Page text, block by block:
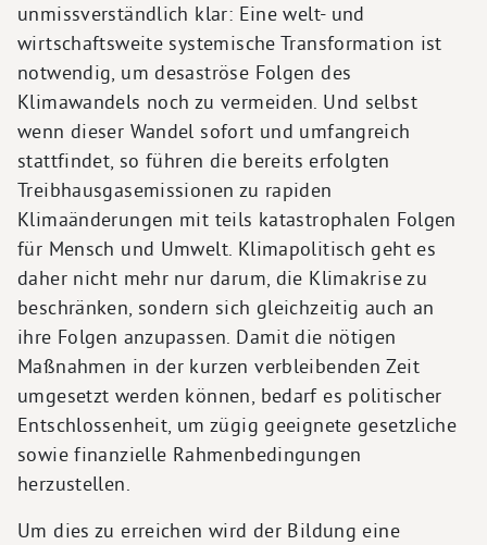
unmissverständlich klar: Eine welt- und
wirtschaftsweite systemische Transformation ist
notwendig, um desaströse Folgen des
Klimawandels noch zu vermeiden. Und selbst
wenn dieser Wandel sofort und umfangreich
stattfindet, so führen die bereits erfolgten
Treibhausgasemissionen zu rapiden
Klimaänderungen mit teils katastrophalen Folgen
für Mensch und Umwelt. Klimapolitisch geht es
daher nicht mehr nur darum, die Klimakrise zu
beschränken, sondern sich gleichzeitig auch an
ihre Folgen anzupassen. Damit die nötigen
Maßnahmen in der kurzen verbleibenden Zeit
umgesetzt werden können, bedarf es politischer
Entschlossenheit, um zügig geeignete gesetzliche
sowie finanzielle Rahmenbedingungen
herzustellen.
Um dies zu erreichen wird der Bildung eine